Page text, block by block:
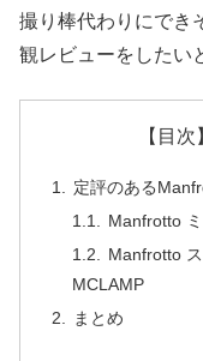
撮り棒代わりにでき
観レビューをしたい
【目
定評のある
Manfrotto
Manfrotto
MCLAMP
まとめ